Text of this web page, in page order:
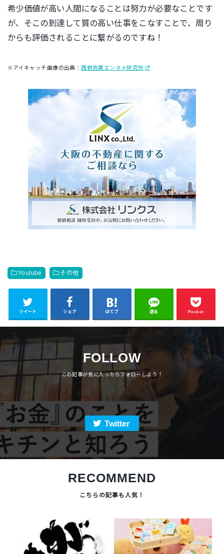
希少価値が高い人間になることは努力が必要なことです
が、そこの到達して質の高い仕事をこなすことで、周り
からも評価されることに繋がるのですね！
※アイキャッチ画像の出典： 西野亮廣エンタメ研究所
Youtube その他
ツイート シェア はてブ 送る Pocket
FOLLOW
Twitter
RECOMMEND